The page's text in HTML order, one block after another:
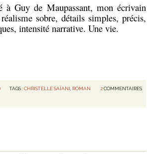
à Guy de Maupassant, mon écrivain
sobre, détails simples, précis,
intensité narrative. Une vie.
TAGS :CHRISTELLE SAÏANI ROMAN 2 COMMENTAIRES